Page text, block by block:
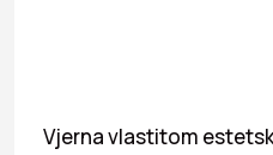
Vjerna vlastitom